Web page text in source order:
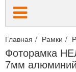
Главная Рамки
Фоторамка
7мм